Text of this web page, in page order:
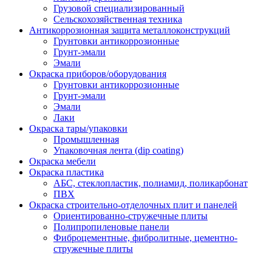
Грузовой специализированный
Сельскохозяйственная техника
Антикоррозионная защита металлоконструкций
Грунтовки антикоррозионные
Грунт-эмали
Эмали
Окраска приборов/оборудования
Грунтовки антикоррозионные
Грунт-эмали
Эмали
Лаки
Окраска тары/упаковки
Промышленная
Упаковочная лента (dip coating)
Окраска мебели
Окраска пластика
АБС, стеклопластик, полиамид, поликарбонат
ПВХ
Окраска строительно-отделочных плит и панелей
Ориентированно-стружечные плиты
Полипропиленовые панели
Фиброцементные, фибролитные, цементно-
стружечные плиты